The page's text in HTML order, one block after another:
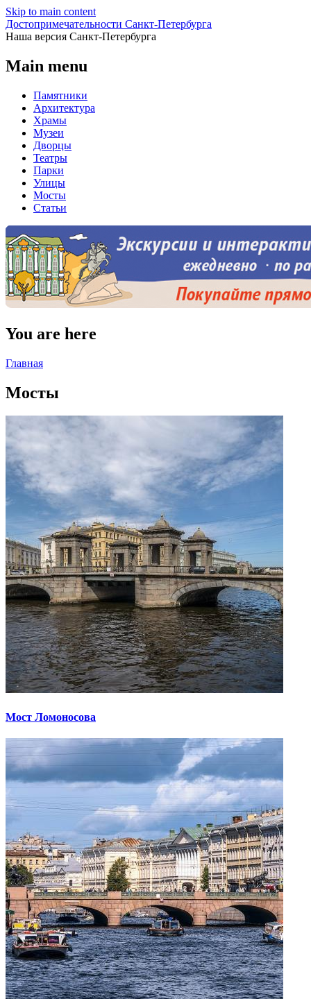
Skip to main content
Достопримечательности Санкт-Петербурга
Наша версия Санкт-Петербурга
Main menu
Памятники
Архитектура
Храмы
Музеи
Дворцы
Театры
Парки
Улицы
Мосты
Статьи
You are here
Главная
Мосты
Мост Ломоносова